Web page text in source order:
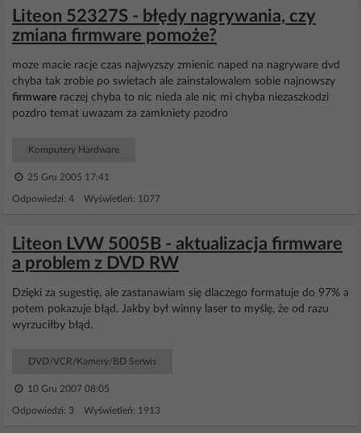
Liteon 52327S - błędy nagrywania, czy
zmiana firmware pomoże?
moze macie racje czas najwyzszy zmienic naped na nagryware dvd
chyba tak zrobie po swietach ale zainstalowalem sobie najnowszy
firmware raczej chyba to nic nieda ale nic mi chyba niezaszkodzi
pozdro temat uwazam za zamkniety pzodro
Komputery Hardware
25 Gru 2005 17:41
Odpowiedzi: 4 Wyświetleń: 1077
Liteon LVW 5005B - aktualizacja firmware
a problem z DVD RW
Dzięki za sugestię, ale zastanawiam się dlaczego formatuje do 97% a
potem pokazuje błąd. Jakby był winny laser to myślę, że od razu
wyrzuciłby błąd.
DVD/VCR/Kamery/BD Serwis
10 Gru 2007 08:05
Odpowiedzi: 3 Wyświetleń: 1913